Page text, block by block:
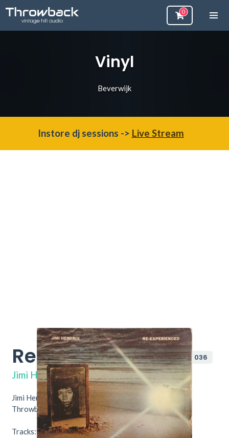
Vinyl
Beverwijk
Instore dj sessions -> Live Stream
Re-Experienced 2679 036
Jimi Hendrix
Jimi Hendrix – Re-Experienced. Nu verkrijgbaar bij
Throwback Vintage Hifi & Vinyl.
Tracks: